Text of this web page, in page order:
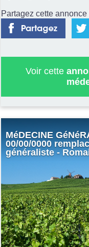
Partagez cette annonce
Voir cette
MéDECINE
00/00/0000
généraliste -